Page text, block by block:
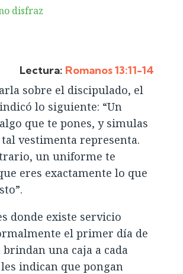
disfraz
Lectura: Romanos 13:11-14
sobre el discipulado, el
lo siguiente: “Un
que te pones, y simulas
vestimenta representa.
un uniforme te
eres exactamente lo que
donde existe servicio
el primer día de
una caja a cada
indican que pongan